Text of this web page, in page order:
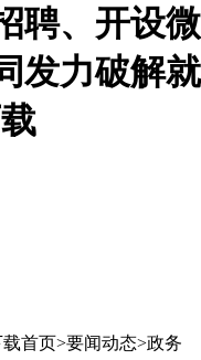
聘、开设微
发力破解就
首页>要闻动态>政务